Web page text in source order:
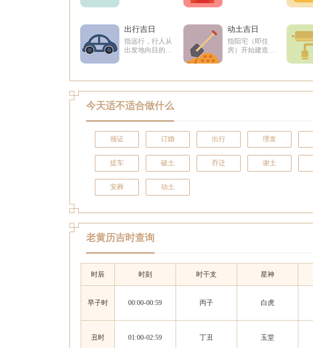
出行吉日
指远行，行人从
出发地向目的地
动土吉日
指阳宅（即住
房）开始建造与
今天适不适合做什么
领证 订婚 出行 理发
提车 破土 乔迁 谢土
安葬 动土
老黄历吉时查询
时辰 时刻 时干支 星神
早子时 00:00-00:59 丙子 白虎
丑时 01:00-02:59 丁丑 玉堂